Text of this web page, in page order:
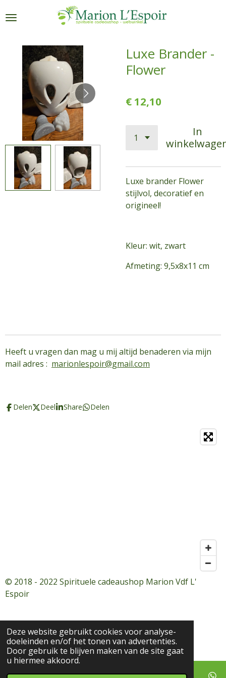
Deze website gebruikt cookies voor analyse-
doeleinden en/of het tonen van advertenties.
Door gebruik te blijven maken van de site gaat
u hiermee akkoord.
direct
hoofdinhoud
Luxe Brander -
Flower
€ 12,10
In
Luxe brander Flower
stijlvol, decoratief en
origineel!
Kleur: wit, zwart
Afmeting: 9,5x8x11 cm
Heeft u vragen dan mag u mij altijd benaderen via mijn
mail adres : marionlespoir@gmail.com
Delen Deel Share Delen
© 2018 - 2022 Spirituele cadeaushop Marion Vdf L'
Espoir